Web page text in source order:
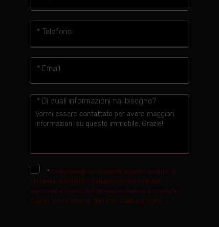
* Telefono
* Email
* Di quali informazioni hai bisogno?
* Compilando ed inviando questo modulo di
richiesta, autorizzo il trattamento dei miei dati
personali ai sensi dell'attuale normativa e confermo
di aver preso visione dell'informativa privacy.